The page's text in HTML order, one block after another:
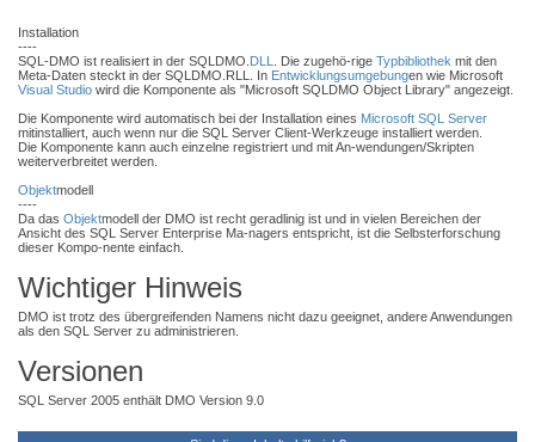
Installation
----
SQL-DMO ist realisiert in der SQLDMO. DLL . Die zugehö-rige Typbibliothek mit den
Meta-Daten steckt in der SQLDMO.RLL. In Entwicklungsumgebungen wie Microsoft
Visual Studio wird die Komponente als "Microsoft SQLDMO Object Library" angezeigt.
Die Komponente wird automatisch bei der Installation eines Microsoft SQL Server
mitinstalliert, auch wenn nur die SQL Server Client-Werkzeuge installiert werden.
Die Komponente kann auch einzelne registriert und mit An-wendungen/Skripten
weiterverbreitet werden.
Objektmodell
----
Da das Objektmodell der DMO ist recht geradlinig ist und in vielen Bereichen der
Ansicht des SQL Server Enterprise Ma-nagers entspricht, ist die Selbsterforschung
dieser Kompo-nente einfach.
Wichtiger Hinweis
DMO ist trotz des übergreifenden Namens nicht dazu geeignet, andere Anwendungen
als den SQL Server zu administrieren.
Versionen
SQL Server 2005 enthält DMO Version 9.0